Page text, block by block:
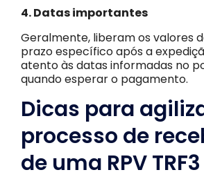
4. Datas importantes
Geralmente, liberam os valores
prazo específico após a
atento às datas informadas no
quando esperar o pagamento.
Dicas para
processo de
de uma RPV TRF3